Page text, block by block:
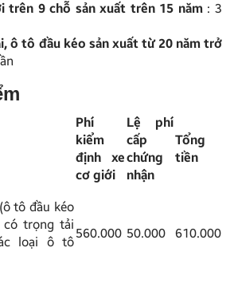
trên 9 chỗ sản xuất trên 15 năm: 3
ô tô đầu kéo sản xuất từ 20 năm trở
Phí
kiểm
định xe
cơ giới
Lệ phí
cấp
chứng
nhận
Tổng
tiền
tô đầu kéo
trọng tải
loại ô tô
560.000 50.000 610.000